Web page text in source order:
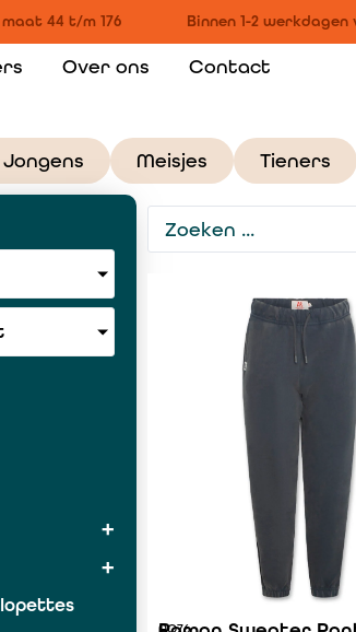
44 t/m 176 Binnen 1-2 werkdagen
Over ons Contact
Jongens Meisjes Tieners
AO76